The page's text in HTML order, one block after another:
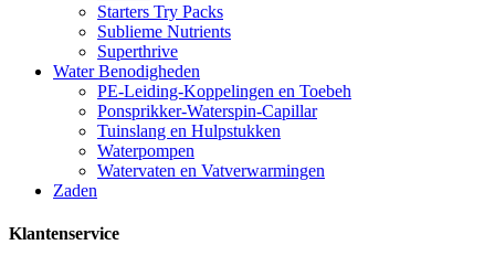
Starters Try Packs
Sublieme Nutrients
Superthrive
Water Benodigheden
PE-Leiding-Koppelingen en Toebeh
Ponsprikker-Waterspin-Capillar
Tuinslang en Hulpstukken
Waterpompen
Watervaten en Vatverwarmingen
Zaden
Klantenservice